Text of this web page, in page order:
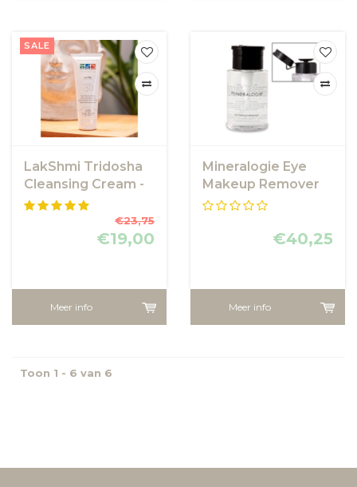
SALE
LakShmi Tridosha
Cleansing Cream -
Reinigingscrème
€23,75
€19,00
Meer info
Mineralogie Eye
Makeup Remover
€40,25
Meer info
Toon 1 - 6 van 6